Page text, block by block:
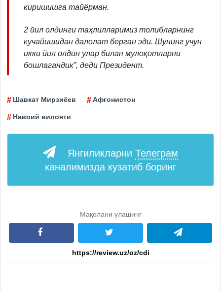
киришишга тайёрман.
2 йил олдинги таҳлилларимиз толибларнинг
кучайишидан далолат берган эди. Шунинг учун
икки йил олдин улар билан мулоқотларни
бошлагандик”, деди Президент.
Шавкат Мирзиёев Афғонистон
Навоий вилояти
Янгиликларни Телеграм
каналимизда кузатиб боринг
Мақолани улашинг